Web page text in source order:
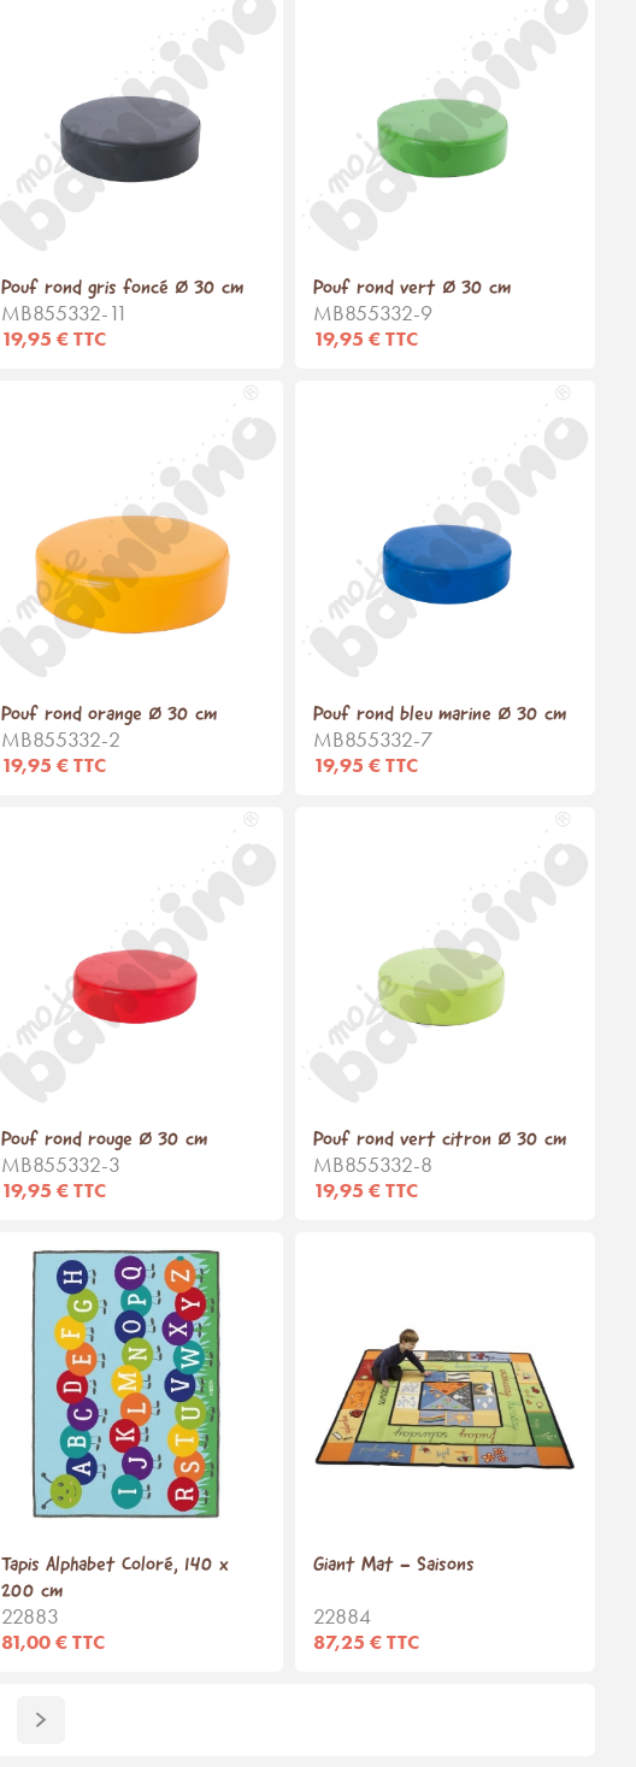
Pouf rond gris foncé Ø 30 cm
MB855332-11
19,95 € TTC
Pouf rond vert Ø 30 cm
MB855332-9
19,95 € TTC
Pouf rond orange Ø 30 cm
MB855332-2
19,95 € TTC
Pouf rond bleu marine Ø 30 cm
MB855332-7
19,95 € TTC
Pouf rond rouge Ø 30 cm
MB855332-3
19,95 € TTC
Pouf rond vert citron Ø 30 cm
MB855332-8
19,95 € TTC
Tapis Alphabet Coloré, 140 x
200 cm
22883
81,00 € TTC
Giant Mat - Saisons
22884
87,25 € TTC